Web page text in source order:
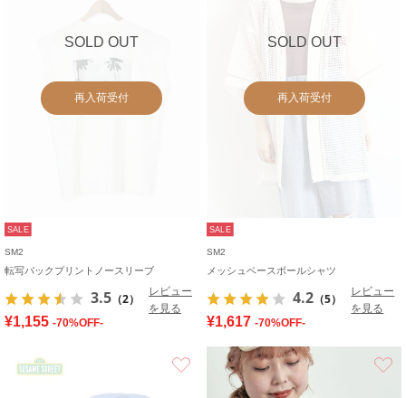
SOLD OUT
再入荷受付
SALE
SM2
転写バックプリントノースリーブ
3.5 （2）
レビュー
を見る
¥1,155 -70%OFF-
SOLD OUT
再入荷受付
SALE
SM2
メッシュベースボールシャツ
4.2 （5）
レビュー
を見る
¥1,617 -70%OFF-
お気に入り